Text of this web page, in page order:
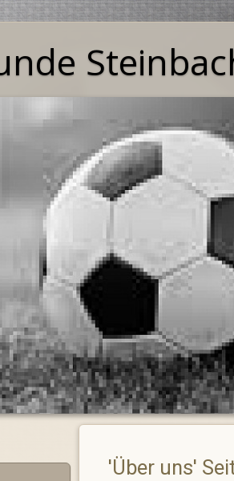
'Über uns'